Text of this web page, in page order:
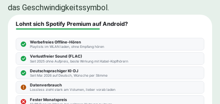
das Geschwindigkeitssymbol.